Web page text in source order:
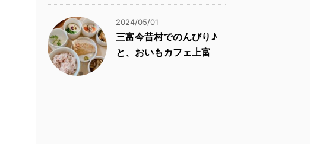
2024/05/01
三富今昔村でのんびり♪
と、おいもカフェ上富